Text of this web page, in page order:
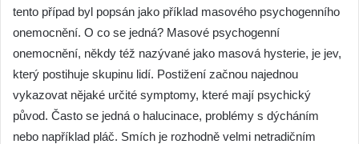
tento případ byl popsán jako příklad masového psychogenního
onemocnění. O co se jedná? Masové psychogenní
onemocnění, někdy též nazývané jako masová hysterie, je jev,
který postihuje skupinu lidí. Postižení začnou najednou
vykazovat nějaké určité symptomy, které mají psychický
původ. Často se jedná o halucinace, problémy s dýcháním
nebo například pláč. Smích je rozhodně velmi netradičním